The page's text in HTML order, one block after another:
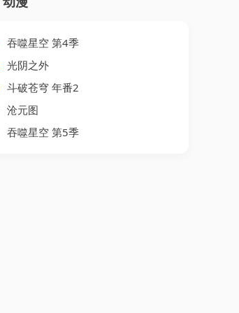
吞噬星空 第4季
光阴之外
斗破苍穹 年番2
沧元图
吞噬星空 第5季